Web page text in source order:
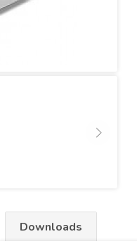
Downloads